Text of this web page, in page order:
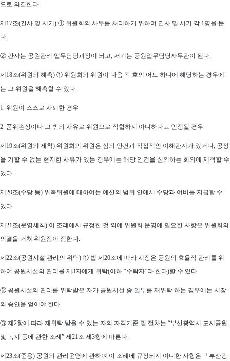
으로 의결한다.
제17조(간사 및 서기) ① 위원회의 사무를 처리하기 위하여 간사 및 서기 각 1명을 둔
다.
② 간사는 공원관리 업무담당과장이 되고, 서기는 공원업무담당사무관이 된다.
제18조(위원의 해촉) ① 위원회의 위원이 다음 각 호의 어느 하나에 해당하는 경우에
는 그 위원을 해촉할 수 있다
1. 위원이 스스로 사퇴한 경우
2. 품위손상이나 그 밖의 사유로 위원으로 적합하지 아니하다고 인정될 경우
제19조(위원의 제척) 위원회의 위원은 심의 안건과 직접적인 이해관계가 있거나, 공정
을 기할 수 없는 현저한 사유가 있는 경우에는 해당 안건을 심의하는 회의에 제척할 수
있다.
제20조(수당 등) 위촉위원에 대하여는 예산의 범위 안에서 수당과 여비를 지급할 수
있다.
제21조(운영세칙) 이 조례에서 규정한 것 외에 위원회 운영에 필요한 사항은 위원회의
의결을 거쳐 위원장이 정한다.
제22조(공원시설 관리의 위탁) ① 법 제20조에 따라 시장은 공원의 효율적 관리를 위
하여 공원시설의 관리를 제3자에게 위탁(이하 “수탁자”라 한다)할 수 있다.
② 공원시설의 관리를 위탁받은 자가 공원시설 중 일부를 재위탁 하는 경우에는 시장
의 승인을 얻어야 한다.
③ 제2항에 따라 재위탁 받을 수 있는 자의 자격기준 및 절차는 “부산광역시 도시공원
및 녹지 등에 관한 조례” 제21조 제3항에 따른다.
제23조(준용) 공원의 관리운영에 관하여 이 조례에 규정되지 아니한 사항은 「부산광